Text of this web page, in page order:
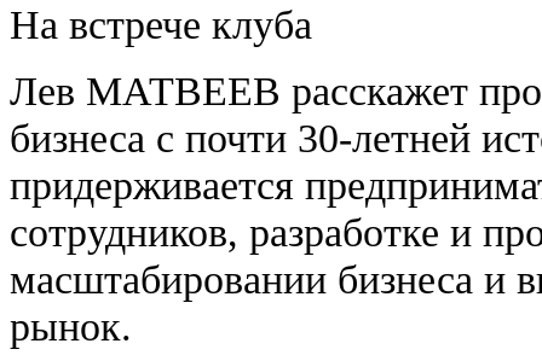
На встрече клуба
Лев МАТВЕЕВ расскажет про
бизнеса с почти 30-летней
придерживается
сотрудников, разработке и
масштабировании бизнеса и
рынок.